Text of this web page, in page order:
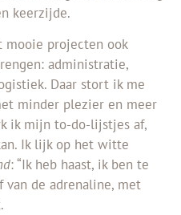
keerzijde.
mooie projecten ook
administratie,
Daar stort ik me
minder plezier en meer
ik mijn to-do-lijstjes af,
Ik lijk op het witte
: “Ik heb haast, ik ben te
van de adrenaline, met